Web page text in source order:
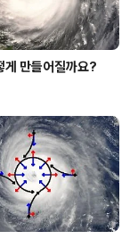
게 만들어질까요?